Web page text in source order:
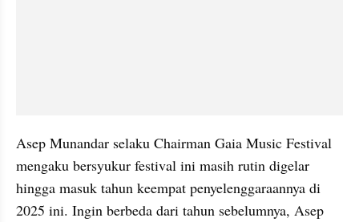
Asep Munandar selaku Chairman Gaia Music Festival
mengaku bersyukur festival ini masih rutin digelar
hingga masuk tahun keempat penyelenggaraannya di
2025 ini. Ingin berbeda dari tahun sebelumnya, Asep